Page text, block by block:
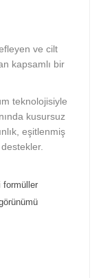
ve cilt
kapsamlı bir
teknolojisiyle
kusursuz
eşitlenmiş
formüller